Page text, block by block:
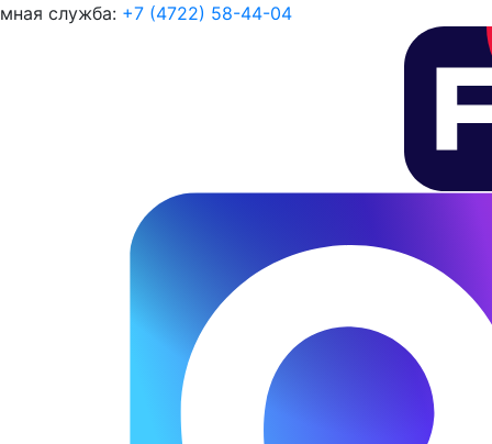
служба: +7 (4722) 58-44-04